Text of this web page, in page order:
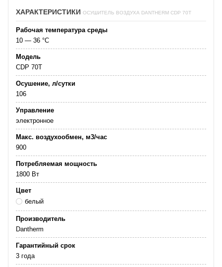
ХАРАКТЕРИСТИКИ ОСУШИТЕЛЬ ВОЗДУХА DANTHERM CDP 70T
Рабочая температура среды
10 — 36 °C
Модель
CDP 70T
Осушение, л/сутки
106
Управление
электронное
Макс. воздухообмен, м3/час
900
Потребляемая мощность
1800 Вт
Цвет
белый
Производитель
Dantherm
Гарантийный срок
3 года